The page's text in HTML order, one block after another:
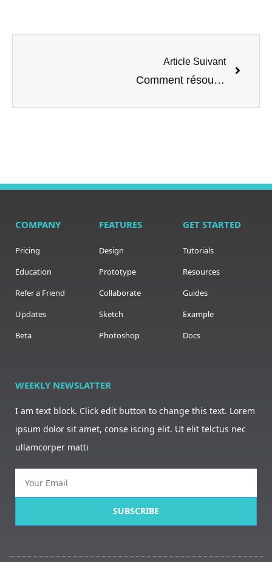
Article Suivant
Comment résoudre un problème avec sa Box wifi ?
COMPANY
Pricing
Education
Refer a Friend
Updates
Beta
FEATURES
Design
Prototype
Collaborate
Sketch
Photoshop
GET STARTED
Tutorials
Resources
Guides
Example
Docs
WEEKLY NEWSLATTER
I am text block. Click edit button to change this text. Lorem
ipsum dolor sit amet, conse iscing elit. Ut elit telctus nec
ullamcorper matti
SUBSCRIBE